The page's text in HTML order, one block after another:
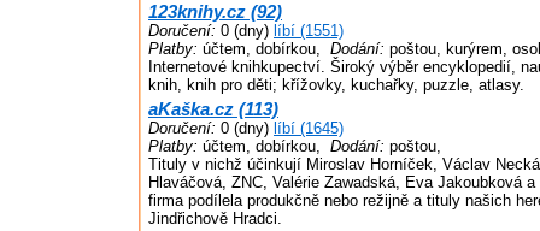
123knihy.cz (92)
Doručení: 0 (dny) líbí (1551)
Platby: účtem, dobírkou, Dodání: poštou, kurýrem,
Internetové knihkupectví. Široký výběr encyklopedií,
knih, knih pro děti; křížovky, kuchařky, puzzle, atlasy.
aKaška.cz (113)
Doručení: 0 (dny) líbí (1645)
Platby: účtem, dobírkou, Dodání: poštou,
Tituly v nichž účinkují Miroslav Horníček, Václav
Hlaváčová, ZNC, Valérie Zawadská, Eva Jakoubková
firma podílela produkčně nebo režijně a tituly našich
Jindřichově Hradci.